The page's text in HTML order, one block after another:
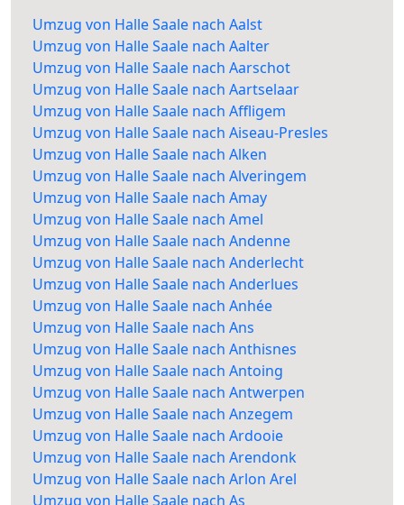
Umzug von Halle Saale nach Aalst
Umzug von Halle Saale nach Aalter
Umzug von Halle Saale nach Aarschot
Umzug von Halle Saale nach Aartselaar
Umzug von Halle Saale nach Affligem
Umzug von Halle Saale nach Aiseau-Presles
Umzug von Halle Saale nach Alken
Umzug von Halle Saale nach Alveringem
Umzug von Halle Saale nach Amay
Umzug von Halle Saale nach Amel
Umzug von Halle Saale nach Andenne
Umzug von Halle Saale nach Anderlecht
Umzug von Halle Saale nach Anderlues
Umzug von Halle Saale nach Anhée
Umzug von Halle Saale nach Ans
Umzug von Halle Saale nach Anthisnes
Umzug von Halle Saale nach Antoing
Umzug von Halle Saale nach Antwerpen
Umzug von Halle Saale nach Anzegem
Umzug von Halle Saale nach Ardooie
Umzug von Halle Saale nach Arendonk
Umzug von Halle Saale nach Arlon Arel
Umzug von Halle Saale nach As